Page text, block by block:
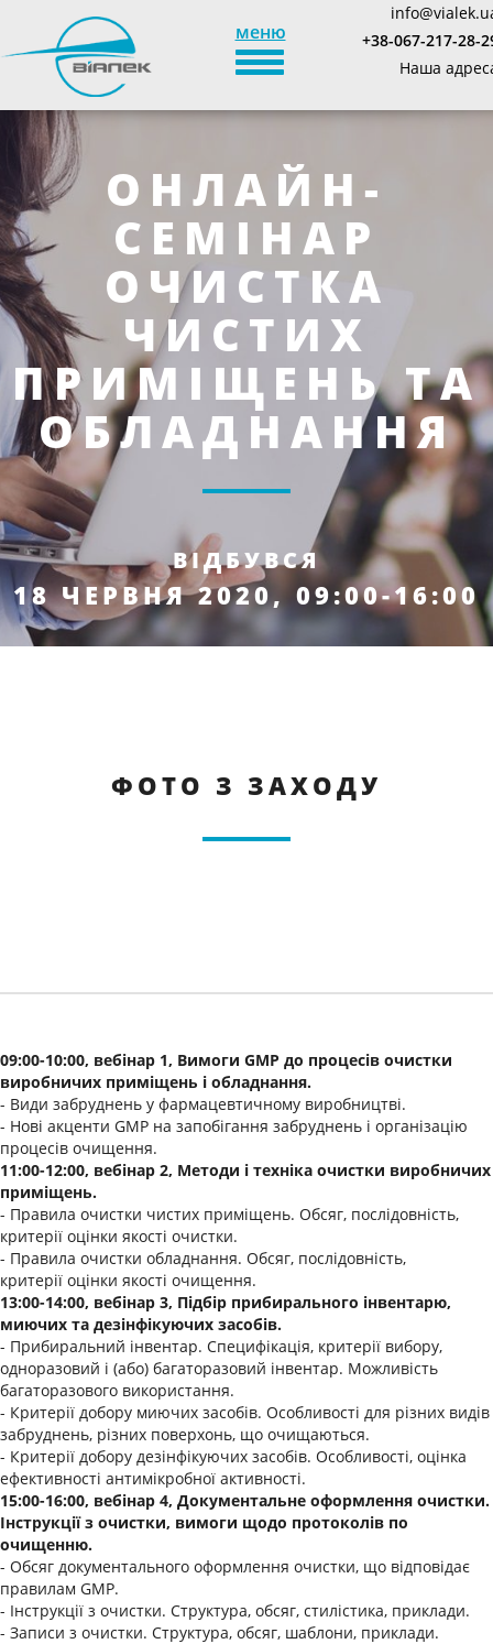
меню
TOGGLE_NAVIGATION
+38-067-217-28-
Наша
ОНЛАЙН-
СЕМІНАР
ОЧИСТКА
ЧИСТИХ
ПРИМІЩЕНЬ ТА
ОБЛАДНАННЯ
ВІДБУВСЯ
18 ЧЕРВНЯ 2020, 09:00-16:00
ФОТО З ЗАХОДУ
09:00-10:00, вебінар 1, Вимоги GMP до процесів очистки
виробничих приміщень і обладнання.
- Види забруднень у фармацевтичному виробництві.
- Нові акценти GMP на запобігання забруднень і організацію
процесів очищення.
11:00-12:00, вебінар 2, Методи і техніка очистки виробничих
приміщень.
- Правила очистки чистих приміщень. Обсяг, послідовність,
критерії оцінки якості очистки.
- Правила очистки обладнання. Обсяг, послідовність,
критерії оцінки якості очищення.
13:00-14:00, вебінар 3, Підбір прибирального інвентарю,
миючих та дезінфікуючих засобів.
- Прибиральний інвентар. Специфікація, критерії вибору,
одноразовий і (або) багаторазовий інвентар. Можливість
багаторазового використання.
- Критерії добору миючих засобів. Особливості для різних видів
забруднень, різних поверхонь, що очищаються.
- Критерії добору дезінфікуючих засобів. Особливості, оцінка
ефективності антимікробної активності.
15:00-16:00, вебінар 4, Документальне оформлення очистки.
Інструкції з очистки, вимоги щодо протоколів по
очищенню.
- Обсяг документального оформлення очистки, що відповідає
правилам GMP.
- Інструкції з очистки. Структура, обсяг, стилістика, приклади.
- Записи з очистки. Структура, обсяг, шаблони, приклади.